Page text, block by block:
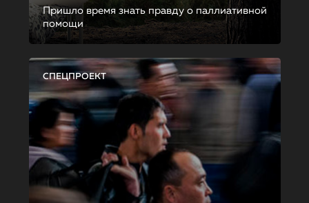
Пришло время знать правду о паллиативной
помощи
СПЕЦПРОЕКТ